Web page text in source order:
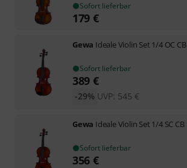
Sofort lieferbar
179 €
Gewa Ideale Violin Set 1/4 OC CB
Sofort lieferbar
389 €
UVP: 545 €
-29%
Gewa Ideale Violin Set 1/4 SC CB
Sofort lieferbar
356 €